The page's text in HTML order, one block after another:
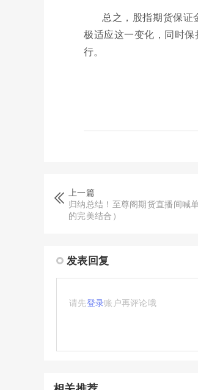
总之，股指期货保
极适应这一变化，同时
行。
上一篇
归纳总结！至尊阁期货直播间喊
的完美结合）
发表回复
请先登录账户再评论哦